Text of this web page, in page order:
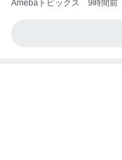
Amebaトピックス 9時間前